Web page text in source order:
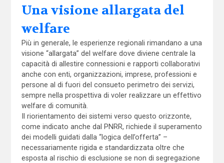
Una visione allargata del
welfare
Più in generale, le esperienze regionali rimandano a una
visione “allargata” del welfare dove diviene centrale la
capacità di allestire connessioni e rapporti collaborativi
anche con enti, organizzazioni, imprese, professioni e
persone al di fuori del consueto perimetro dei servizi,
sempre nella prospettiva di voler realizzare un effettivo
welfare di comunità.
Il riorientamento dei sistemi verso questo orizzonte,
come indicato anche dal PNRR, richiede il superamento
dei modelli guidati dalla “logica dell’offerta” –
necessariamente rigida e standardizzata oltre che
esposta al rischio di esclusione se non di segregazione